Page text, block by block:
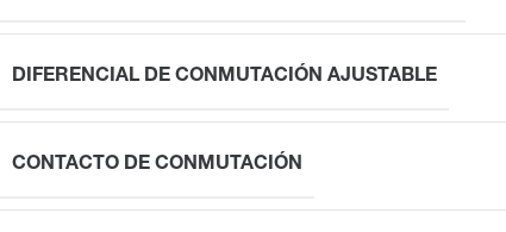
DIFERENCIAL DE CONMUTACIÓN AJUSTABLE
CONTACTO DE CONMUTACIÓN